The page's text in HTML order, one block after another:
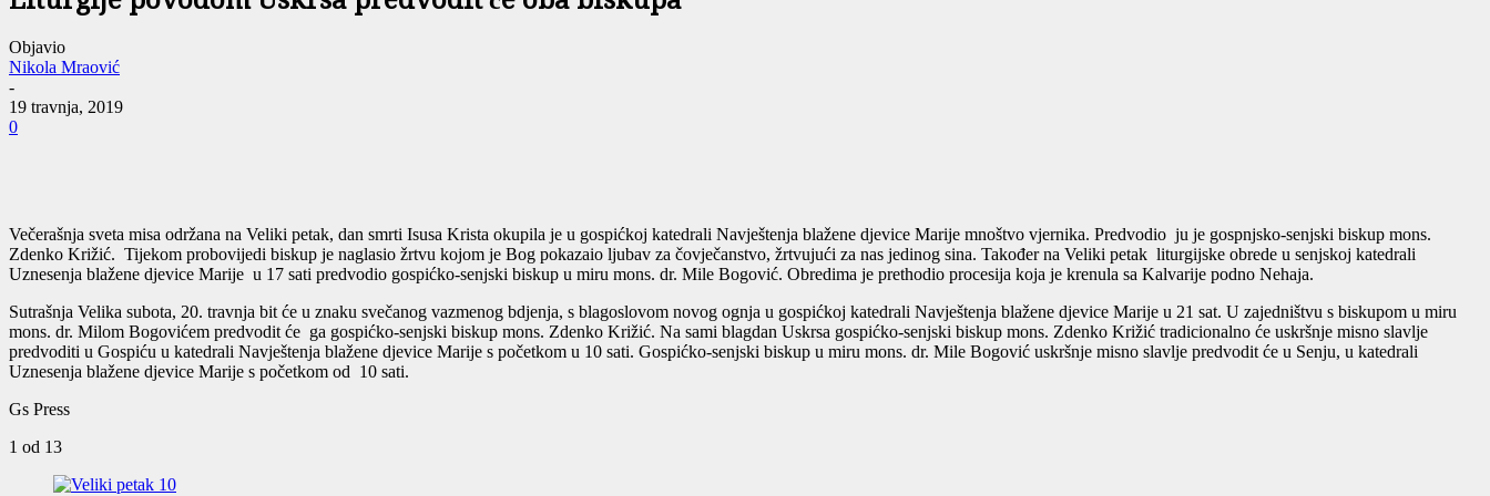
Objavio
Nikola Mraović
-
19 travnja, 2019
0
Večerašnja sveta misa održana na Veliki petak, dan smrti Isusa Krista okupila je u gospićkoj katedrali Navještenja blažene djevice Marije mnoštvo vjernika. Predvodio ju je gospnjsko-senjski biskup mons.
Zdenko Križić. Tijekom probovijedi biskup je naglasio žrtvu kojom je Bog pokazaio ljubav za čovječanstvo, žrtvujući za nas jedinog sina. Također na Veliki petak liturgijske obrede u senjskoj katedrali
Uznesenja blažene djevice Marije u 17 sati predvodio gospićko-senjski biskup u miru mons. dr. Mile Bogović. Obredima je prethodio procesija koja je krenula sa Kalvarije podno Nehaja.
Sutrašnja Velika subota, 20. travnja bit će u znaku svečanog vazmenog bdjenja, s blagoslovom novog ognja u gospićkoj katedrali Navještenja blažene djevice Marije u 21 sat. U zajedništvu s biskupom u miru
mons. dr. Milom Bogovićem predvodit će ga gospićko-senjski biskup mons. Zdenko Križić. Na sami blagdan Uskrsa gospićko-senjski biskup mons. Zdenko Križić tradicionalno će uskršnje misno slavlje
predvoditi u Gospiću u katedrali Navještenja blažene djevice Marije s početkom u 10 sati. Gospićko-senjski biskup u miru mons. dr. Mile Bogović uskršnje misno slavlje predvodit će u Senju, u katedrali
Uznesenja blažene djevice Marije s početkom od 10 sati.
Gs Press
1 od 13